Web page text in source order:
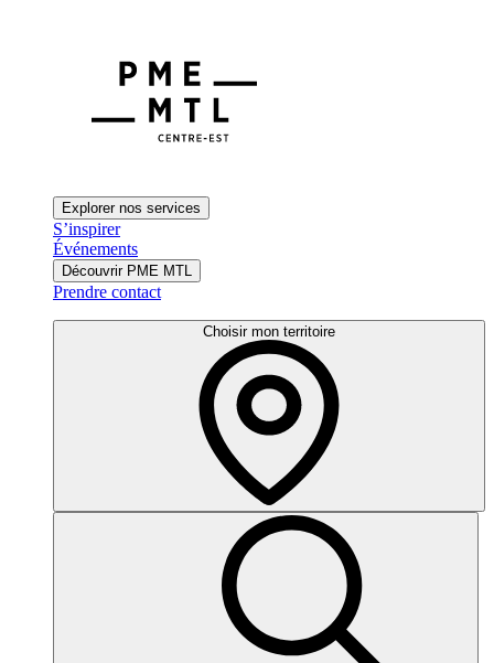
Explorer nos services
S’inspirer
Événements
Découvrir PME MTL
Prendre contact
Choisir mon territoire